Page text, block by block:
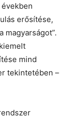
erősítése,
magyarságot”.
mind
tekintetében –